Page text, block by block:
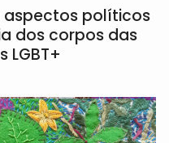
aspectos políticos
dos corpos das
LGBT+